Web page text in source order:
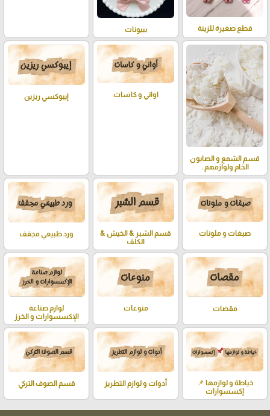
قطع صغيرة للزينة ببيونات
قسم الشمع و الصابون
الخام ولوازمهم .
اواني و كاسات إيبوكسي ريزين
صبغات و ملونات
قسم الشبر & الخيش &
الكلف
ورد طبيعي مجفف
مقصات منوعات
لوازم صناعة
الإكسسوارات و الخرز
خياطة و لوازمها 📌
إكسسوارات
أدوات و لوازم التطريز قسم الصوف التركي